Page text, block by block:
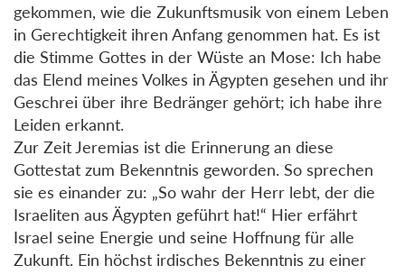
gekommen, wie die Zukunftsmusik von einem Leben
in Gerechtigkeit ihren Anfang genommen hat. Es ist
die Stimme Gottes in der Wüste an Mose: Ich habe
das Elend meines Volkes in Ägypten gesehen und ihr
Geschrei über ihre Bedränger gehört; ich habe ihre
Leiden erkannt.
Zur Zeit Jeremias ist die Erinnerung an diese
Gottestat zum Bekenntnis geworden. So sprechen
sie es einander zu: „So wahr der Herr lebt, der die
Israeliten aus Ägypten geführt hat!“ Hier erfährt
Israel seine Energie und seine Hoffnung für alle
Zukunft. Ein höchst irdisches Bekenntnis zu einer